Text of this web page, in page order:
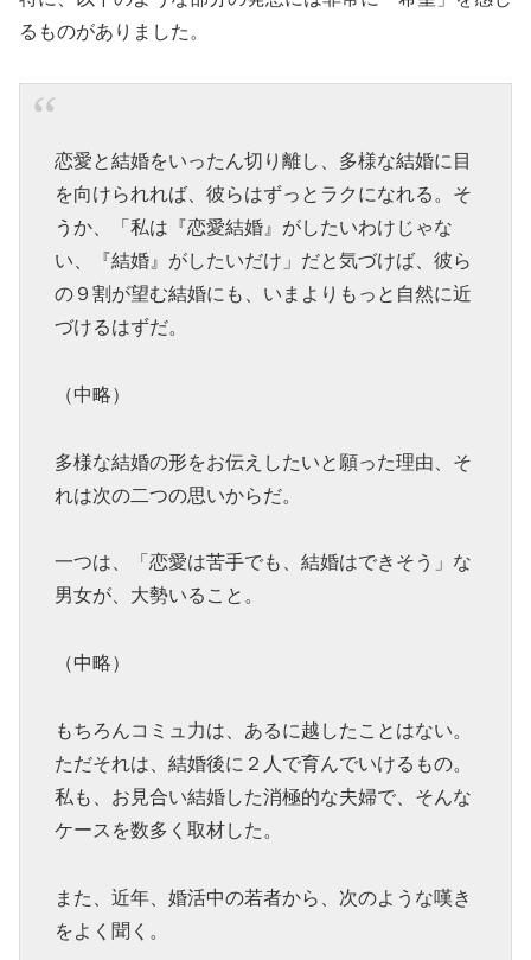
るものがありました。
恋愛と結婚をいったん切り離し、多様な結婚に目
を向けられれば、彼らはずっとラクになれる。そ
うか、「私は『恋愛結婚』がしたいわけじゃな
い、『結婚』がしたいだけ」だと気づけば、彼ら
の９割が望む結婚にも、いまよりもっと自然に近
づけるはずだ。
（中略）
多様な結婚の形をお伝えしたいと願った理由、そ
れは次の二つの思いからだ。
一つは、「恋愛は苦手でも、結婚はできそう」な
男女が、大勢いること。
（中略）
もちろんコミュ力は、あるに越したことはない。
ただそれは、結婚後に２人で育んでいけるもの。
私も、お見合い結婚した消極的な夫婦で、そんな
ケースを数多く取材した。
また、近年、婚活中の若者から、次のような嘆き
をよく聞く。